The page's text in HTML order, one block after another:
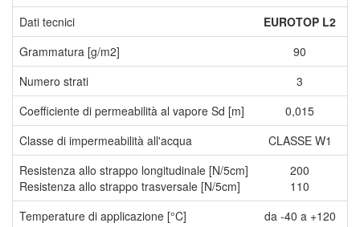
Dati tecnici EUROTOP L2
Grammatura [g/m2]
90
Numero strati
3
Coefficiente di permeabilità al vapore Sd [m]
0,015
Classe di impermeabilità all'acqua
CLASSE W1
Resistenza allo strappo longitudinale [N/5cm]
Resistenza allo strappo trasversale [N/5cm]
200
110
Temperature di applicazione [°C]
da -40 a +120